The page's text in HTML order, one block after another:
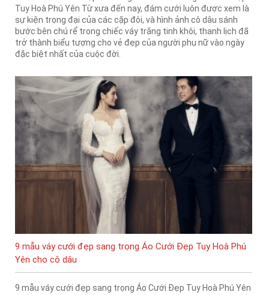
Tuy Hoà Phú Yên Từ xưa đến nay, đám cưới luôn được xem là
sự kiện trọng đại của các cặp đôi, và hình ảnh cô dâu sánh
bước bên chú rể trong chiếc váy trắng tinh khôi, thanh lịch đã
trở thành biểu tượng cho vẻ đẹp của người phụ nữ vào ngày
đặc biệt nhất của cuộc đời.
9 mẫu váy cưới đẹp sang trọng Áo Cưới Đẹp Tuy Hoà Phú
Yên cho cô dâu
9 mẫu váy cưới đẹp sang trọng Áo Cưới Đẹp Tuy Hoà Phú Yên